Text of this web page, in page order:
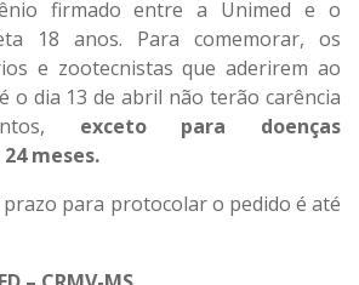
firmado entre a Unimed e o
18 anos. Para comemorar, os
e zootecnistas que aderirem ao
o dia 13 de abril não terão carência
exceto para doenças
meses.
para protocolar o pedido é até